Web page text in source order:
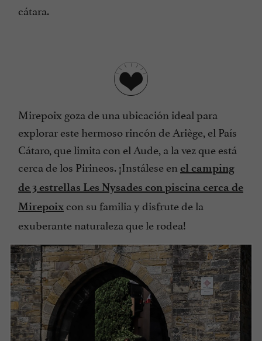
cátara.
Mirepoix goza de una ubicación ideal para
explorar este hermoso rincón de Ariège, el País
Cátaro, que limita con el Aude, a la vez que está
cerca de los Pirineos. ¡Instálese en el camping
de 3 estrellas Les Nysades con piscina cerca de
Mirepoix con su familia y disfrute de la
exuberante naturaleza que le rodea!